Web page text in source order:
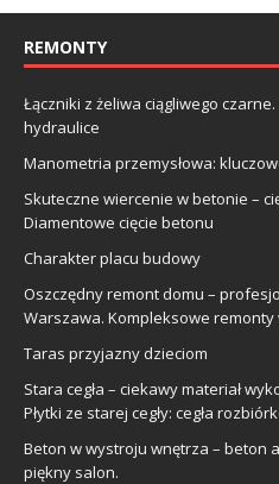
REMONTY
Łączniki z żeliwa ciągliwego
hydraulice
Manometria przemysłowa:
Skuteczne wiercenie w betonie –
Diamentowe cięcie betonu
Charakter placu budowy
Oszczędny remont domu –
Warszawa. Kompleksowe remonty
Taras przyjazny dzieciom
Stara cegła – ciekawy materiał
Płytki ze starej cegły: cegła
Beton w wystroju wnętrza – beton
piękny salon.